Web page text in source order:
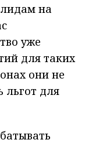
на
уже
для таких
они не
льгот для